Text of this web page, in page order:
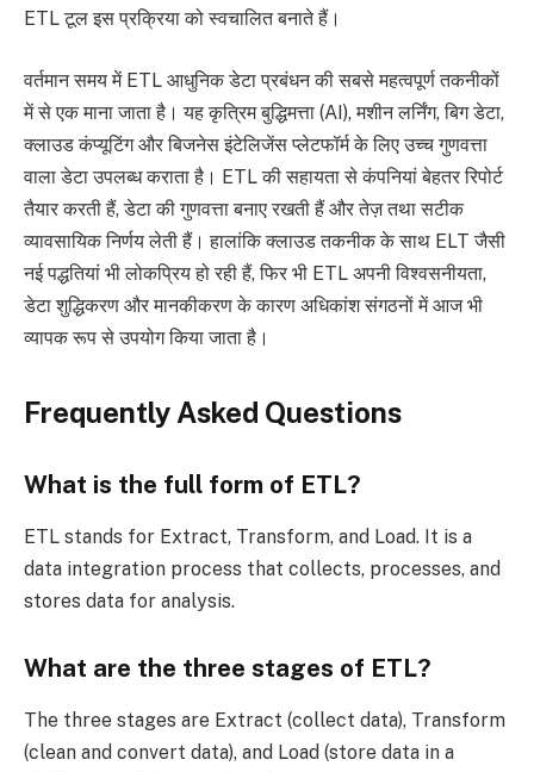
ETL टूल इस प्रक्रिया को स्वचालित बनाते हैं।
वर्तमान समय में ETL आधुनिक डेटा प्रबंधन की सबसे महत्वपूर्ण तकनीकों
में से एक माना जाता है। यह कृत्रिम बुद्धिमत्ता (AI), मशीन लर्निंग, बिग डेटा,
क्लाउड कंप्यूटिंग और बिजनेस इंटेलिजेंस प्लेटफॉर्म के लिए उच्च गुणवत्ता
वाला डेटा उपलब्ध कराता है। ETL की सहायता से कंपनियां बेहतर रिपोर्ट
तैयार करती हैं, डेटा की गुणवत्ता बनाए रखती हैं और तेज़ तथा सटीक
व्यावसायिक निर्णय लेती हैं। हालांकि क्लाउड तकनीक के साथ ELT जैसी
नई पद्धतियां भी लोकप्रिय हो रही हैं, फिर भी ETL अपनी विश्वसनीयता,
डेटा शुद्धिकरण और मानकीकरण के कारण अधिकांश संगठनों में आज भी
व्यापक रूप से उपयोग किया जाता है।
Frequently Asked Questions
What is the full form of ETL?
ETL stands for Extract, Transform, and Load. It is a
data integration process that collects, processes, and
stores data for analysis.
What are the three stages of ETL?
The three stages are Extract (collect data), Transform
(clean and convert data), and Load (store data in a